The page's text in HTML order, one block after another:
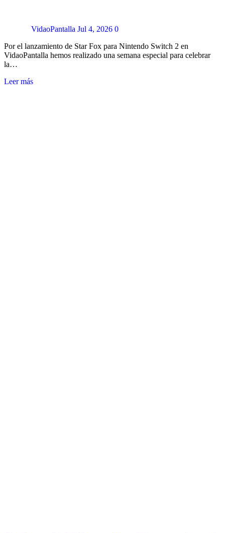
VidaoPantalla Jul 4, 2026 0
Por el lanzamiento de Star Fox para Nintendo Switch 2 en
VidaoPantalla hemos realizado una semana especial para celebrar
la…
Leer más